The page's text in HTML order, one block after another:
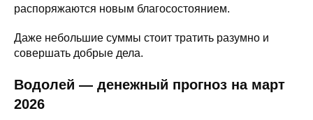
распоряжаются новым благосостоянием.
Даже небольшие суммы стоит тратить разумно и
совершать добрые дела.
Водолей — денежный прогноз на март
2026